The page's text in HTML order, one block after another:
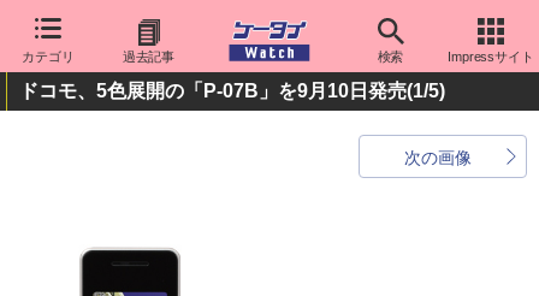
カテゴリ 過去記事 検索 Impressサイト
ドコモ、5色展開の「P-07B」を9月10日発売(1/5)
次の画像